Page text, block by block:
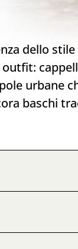
dello
urbane
baschi